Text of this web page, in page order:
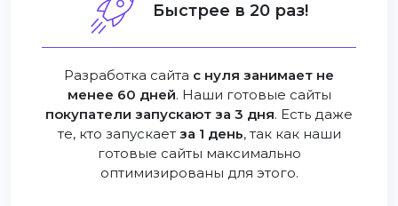
Быстрее в 20 раз!
Разработка сайта с нуля занимает не
менее 60 дней. Наши готовые сайты
покупатели запускают за 3 дня. Есть даже
те, кто запускает за 1 день, так как наши
готовые сайты максимально
оптимизированы для этого.